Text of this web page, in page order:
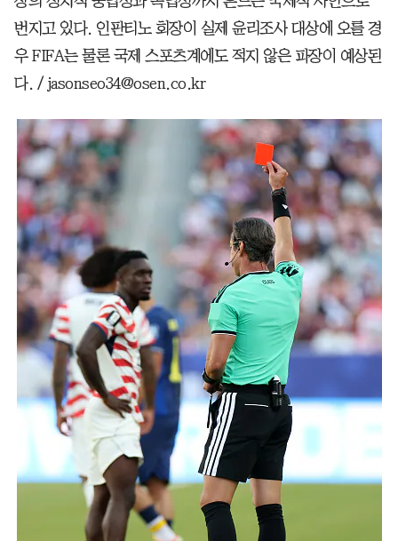
번지고 있다. 인판티노 회장이 실제 윤리조사 대상에 오를 경
우 FIFA는 물론 국제 스포츠계에도 적지 않은 파장이 예상된
다. / jasonseo34@osen.co.kr